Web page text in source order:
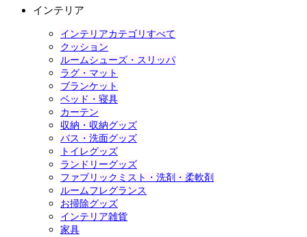
インテリア
インテリアカテゴリすべて
クッション
ルームシューズ・スリッパ
ラグ・マット
ブランケット
ベッド・寝具
カーテン
収納・収納グッズ
バス・洗面グッズ
トイレグッズ
ランドリーグッズ
ファブリックミスト・洗剤・柔軟剤
ルームフレグランス
お掃除グッズ
インテリア雑貨
家具